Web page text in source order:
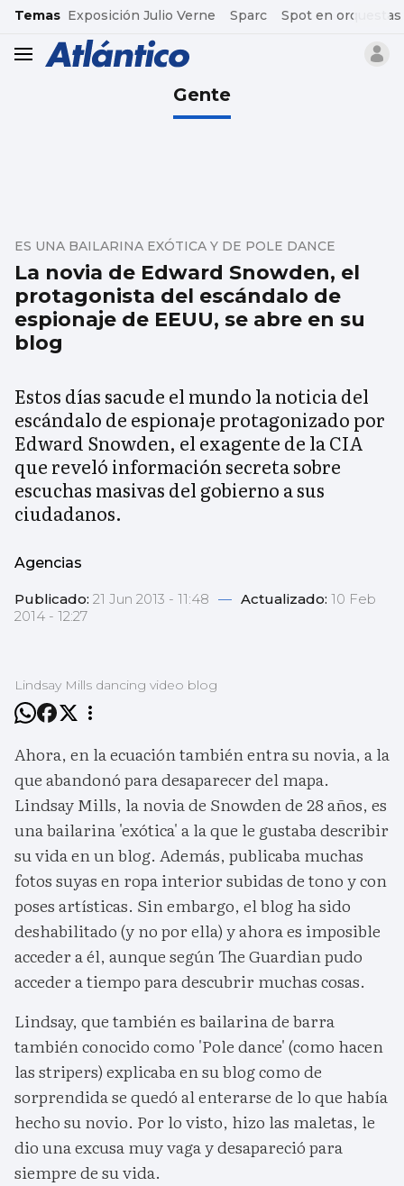
common.go-to-content
Temas Exposición Julio Verne Sparc Spot en orquestas
header.menu.open
Gente
La novia de Edward Snowden, el
protagonista del escándalo de
espionaje de EEUU, se abre en su
blog
ES UNA BAILARINA EXÓTICA Y DE POLE DANCE
Estos días sacude el mundo la noticia del
escándalo de espionaje protagonizado por
Edward Snowden, el exagente de la CIA
que reveló información secreta sobre
escuchas masivas del gobierno a sus
ciudadanos.
Agencias
Publicado: 21 Jun 2013 - 11:48 — Actualizado: 10 Feb
2014 - 12:27
Lindsay Mills dancing video blog
Ahora, en la ecuación también entra su novia, a la
que abandonó para desaparecer del mapa.
Lindsay Mills, la novia de Snowden de 28 años, es
una bailarina 'exótica' a la que le gustaba describir
su vida en un blog. Además, publicaba muchas
fotos suyas en ropa interior subidas de tono y con
poses artísticas. Sin embargo, el blog ha sido
deshabilitado (y no por ella) y ahora es imposible
acceder a él, aunque según The Guardian pudo
acceder a tiempo para descubrir muchas cosas.
Lindsay, que también es bailarina de barra
también conocido como 'Pole dance' (como hacen
las stripers) explicaba en su blog como de
sorprendida se quedó al enterarse de lo que había
hecho su novio. Por lo visto, hizo las maletas, le
dio una excusa muy vaga y desapareció para
siempre de su vida.